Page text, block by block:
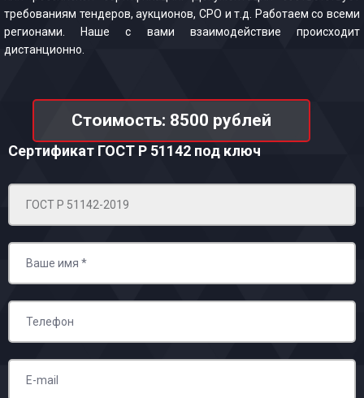
требованиям тендеров, аукционов, СРО и т.д. Работаем со всеми
регионами. Наше с вами взаимодействие происходит
дистанционно.
Стоимость: 8500 рублей
Сертификат ГОСТ Р 51142 под ключ